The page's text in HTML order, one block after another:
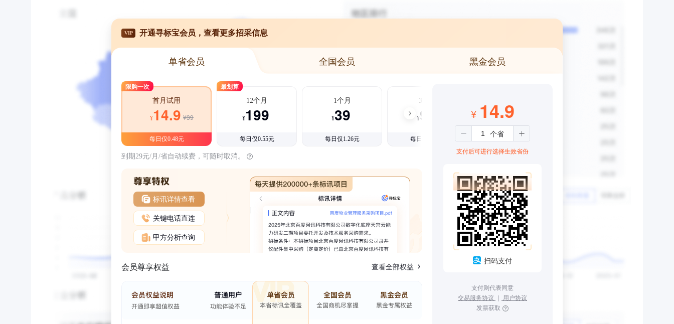
VIP 开通寻标宝会员，查看更多招采信息
单省会员 全国会员 黑金会员
限购一次
首月试用
¥14.9 ¥39
每日仅0.48元
最划算
12个月
¥199
每日仅0.55元
1个月
¥39
每日仅1.26元
3个月
¥99
每日仅1.08元
到期29元/月/省自动续费，可随时取消。
标讯详情查看
关键电话直连
甲方分析查询
会员尊享权益 查看全部权益
¥ 14.9
支付后可进行选择生效省份
扫码支付
支付则代表同意
交易服务协议 ｜ 用户协议
发票获取